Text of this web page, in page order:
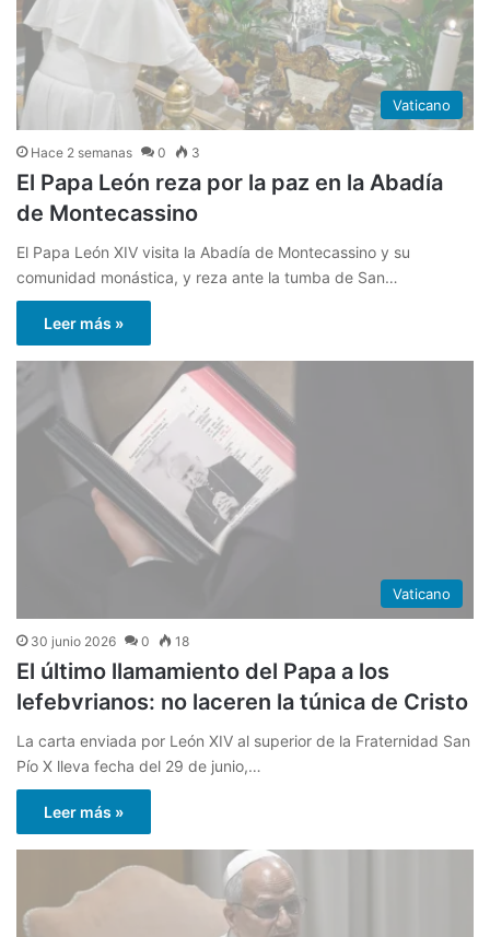
Vaticano
Hace 2 semanas 0 3
El Papa León reza por la paz en la Abadía
de Montecassino
El Papa León XIV visita la Abadía de Montecassino y su
comunidad monástica, y reza ante la tumba de San…
Leer más »
Vaticano
30 junio 2026 0 18
El último llamamiento del Papa a los
lefebvrianos: no laceren la túnica de Cristo
La carta enviada por León XIV al superior de la Fraternidad San
Pío X lleva fecha del 29 de junio,…
Leer más »